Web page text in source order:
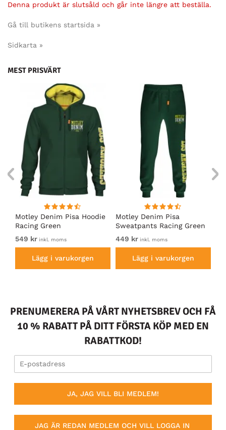
Denna produkt är slutsåld och går inte längre att beställa.
Gå till butikens startsida »
Sidkarta »
MEST PRISVÄRT
Motley Denim Pisa Hoodie
Racing Green
549 kr inkl. moms
Lägg i varukorgen
Motley Denim Pisa
Sweatpants Racing Green
449 kr inkl. moms
Lägg i varukorgen
PRENUMERERA PÅ VÅRT NYHETSBREV OCH FÅ
10 % RABATT PÅ DITT FÖRSTA KÖP MED EN
RABATTKOD!
JA, JAG VILL BLI MEDLEM!
JAG ÄR REDAN MEDLEM OCH VILL LOGGA IN